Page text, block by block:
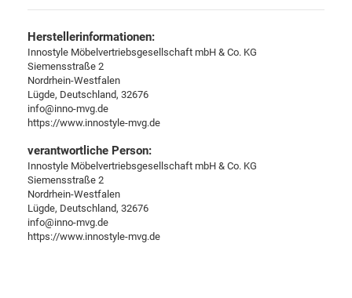
Herstellerinformationen:
Innostyle Möbelvertriebsgesellschaft mbH & Co. KG
Siemensstraße 2
Nordrhein-Westfalen
Lügde, Deutschland, 32676
info@inno-mvg.de
https://www.innostyle-mvg.de
verantwortliche Person:
Innostyle Möbelvertriebsgesellschaft mbH & Co. KG
Siemensstraße 2
Nordrhein-Westfalen
Lügde, Deutschland, 32676
info@inno-mvg.de
https://www.innostyle-mvg.de